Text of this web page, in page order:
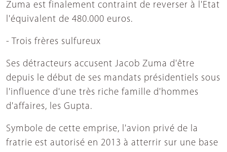
Zuma est finalement contraint de reverser à l'Etat
l'équivalent de 480.000 euros.
- Trois frères sulfureux
Ses détracteurs accusent Jacob Zuma d'être
depuis le début de ses mandats présidentiels sous
l'influence d'une très riche famille d'hommes
d'affaires, les Gupta.
Symbole de cette emprise, l'avion privé de la
fratrie est autorisé en 2013 à atterrir sur une base